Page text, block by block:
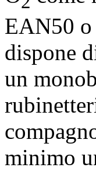
EAN50 o
dispone
un
minimo